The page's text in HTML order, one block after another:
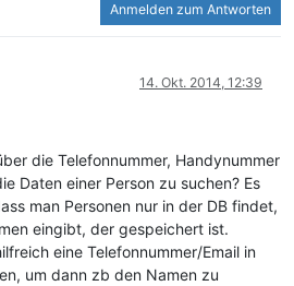
Anmelden zum Antworten
14. Okt. 2014, 12:39
die Telefonnummer, Handynummer
Daten einer Person zu suchen? Es
man Personen nur in der DB findet,
eingibt, der gespeichert ist.
eine Telefonnummer/Email in
um dann zb den Namen zu